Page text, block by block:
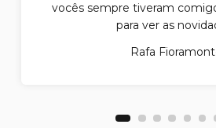
vocês sempre tiveram
para ver as
Rafa